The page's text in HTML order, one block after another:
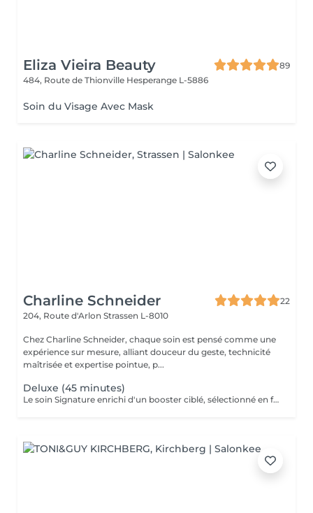
Eliza Vieira Beauty
89
484, Route de Thionville Hesperange L-5886
Soin du Visage Avec Mask
Charline Schneider
22
204, Route d'Arlon Strassen L-8010
Chez Charline Schneider, chaque soin est pensé comme une
expérience sur mesure, alliant douceur du geste, technicité
maîtrisée et expertise pointue, p...
Deluxe (45 minutes)
Le soin Signature enrichi d'un booster ciblé, sélectionné en fonction des besoins de votre peau (éclat, hydratation, fermeté, anti-âge, imperfections), et d'une séance de LED. Ce soin permet de travailler un objectif précis tout en améliorant la qualité globale de la peau. Idéal pour : cibler une problématique spécifique améliorer le grain de peau renforcer les résultats dans le temps Résultat : peau plus homogène, repulpée et visiblement revitalisée. Ce soin n'est pas adapté aux femmes enceintes ou allaitantes, ainsi qu'aux personnes allergiques aux algues ou à l'aspirine.